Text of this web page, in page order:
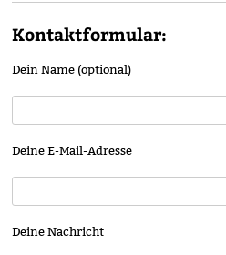
Kontaktformular:
Dein Name (optional)
Deine E-Mail-Adresse
Deine Nachricht